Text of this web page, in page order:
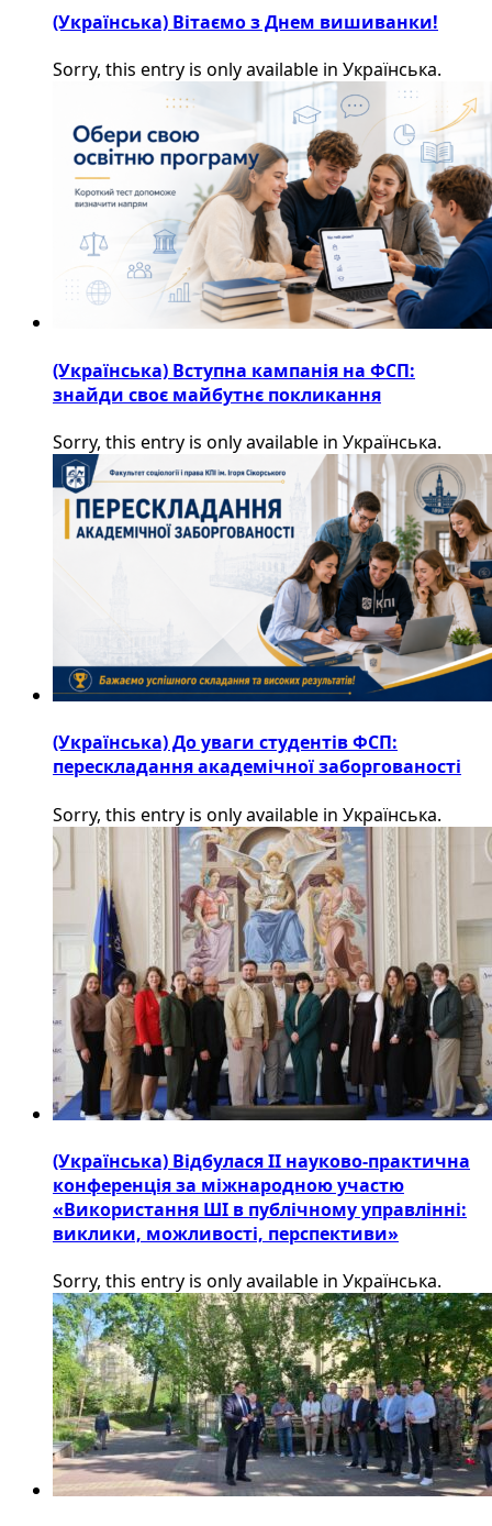
(Українська) Вітаємо з Днем вишиванки!
Sorry, this entry is only available in Українська.
(Українська) Вступна кампанія на ФСП:
знайди своє майбутнє покликання
Sorry, this entry is only available in Українська.
(Українська) До уваги студентів ФСП:
перескладання академічної заборгованості
Sorry, this entry is only available in Українська.
(Українська) Відбулася ІІ науково-практична
конференція за міжнародною участю
«Використання ШІ в публічному управлінні:
виклики, можливості, перспективи»
Sorry, this entry is only available in Українська.